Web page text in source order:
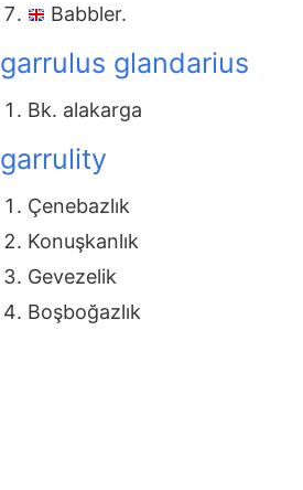
Babbler.
garrulus glandarius
Bk. alakarga
garrulity
Çenebazlık
Konuşkanlık
Gevezelik
Boşboğazlık